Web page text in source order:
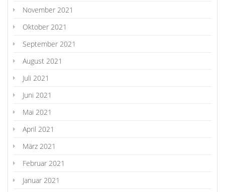
November 2021
Oktober 2021
September 2021
August 2021
Juli 2021
Juni 2021
Mai 2021
April 2021
März 2021
Februar 2021
Januar 2021